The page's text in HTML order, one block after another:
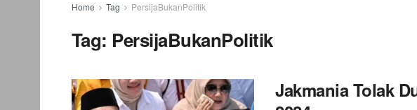
Home Tag PersijaBukanPolitik
Tag: PersijaBukanPolitik
Jakmania Tolak